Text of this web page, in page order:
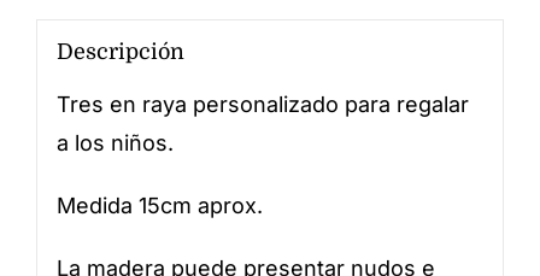
Descripción
Tres en raya personalizado para regalar
a los niños.
Medida 15cm aprox.
La madera puede presentar nudos e